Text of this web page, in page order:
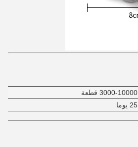
3000-10000 قطعة
25 يوما